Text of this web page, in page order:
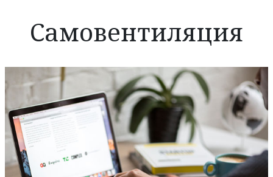
Самовентиляция